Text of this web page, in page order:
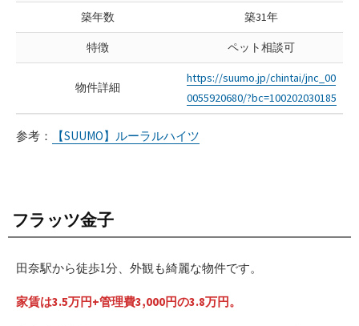
築年数 築31年
特徴 ペット相談可
物件詳細
https://suumo.jp/chintai/jnc_00
0055920680/?bc=100202030185
参考： 【SUUMO】ルーラルハイツ
フラッツ金子
田奈駅から徒歩1分、外観も綺麗な物件です。
家賃は3.5万円+管理費3,000円の3.8万円。